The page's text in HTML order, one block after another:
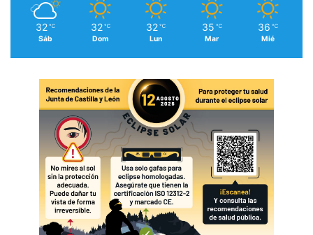
32 ℃
Sáb
32 ℃
Dom
32 ℃
Lun
35 ℃
Mar
36 ℃
Mié